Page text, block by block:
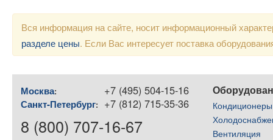
Вся информация на сайте, носит информационный
разделе цены. Если Вас интересует поставка
Москва: +7 (495) 504-15-16
Санкт-Петербург: +7 (812) 715-35-36
8 (800) 707-16-67
Кондиционеры
Вентиляция